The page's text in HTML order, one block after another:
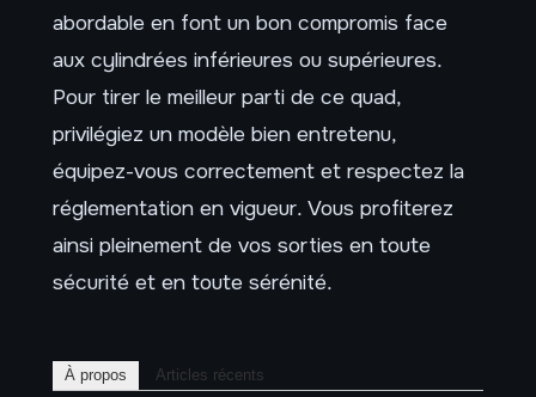
abordable en font un bon compromis face
aux cylindrées inférieures ou supérieures.
Pour tirer le meilleur parti de ce quad,
privilégiez un modèle bien entretenu,
équipez-vous correctement et respectez la
réglementation en vigueur. Vous profiterez
ainsi pleinement de vos sorties en toute
sécurité et en toute sérénité.
À propos Articles récents